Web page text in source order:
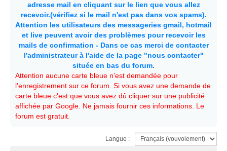
adresse mail en cliquant sur le lien que vous allez
recevoir.(vérifiez si le mail n'est pas dans vos spams).
Attention les utilisateurs des messageries gmail, hotmail
et live peuvent avoir des problèmes pour recevoir les
mails de confirmation - Dans ce cas merci de contacter
l'administrateur à l'aide de la page "nous contacter"
située en bas du forum.
Attention aucune carte bleue n'est demandée pour
l'enregistrement sur ce forum. Si vous avez une demande de
carte bleue c'est que vous avez dû cliquer sur une publicité
affichée par Google. Ne jamais fournir ces informations. Le
forum est gratuit.
Langue :